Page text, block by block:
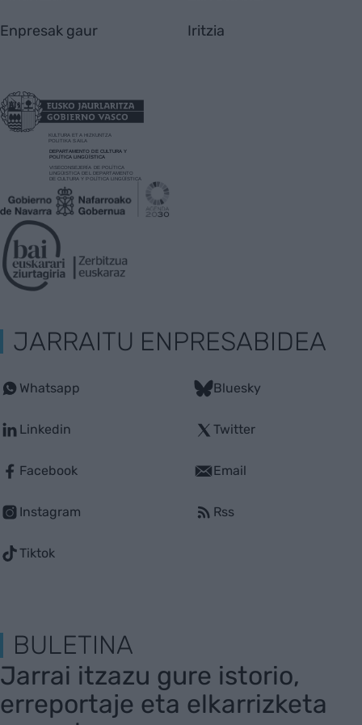
Enpresak gaur Iritzia
JARRAITU ENPRESABIDEA
Whatsapp
Linkedin
Facebook
Instagram
Tiktok
Bluesky
Twitter
Email
Rss
BULETINA
Jarrai itzazu gure istorio,
erreportaje eta elkarrizketa